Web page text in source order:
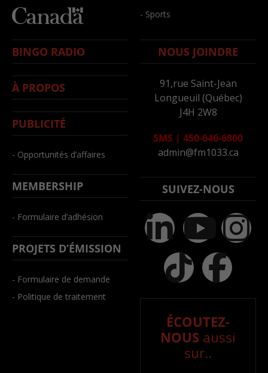
- Sports
BINGO RADIO
À PROPOS
PUBLICITÉ
- Opportunités d’affaires
MEMBERSHIP
- Formulaire d’adhésion
PROJETS D’ÉMISSION
- Formulaire de demande
- Politique de traitement
NOUS JOINDRE
91,rue Saint-Jean
Longueuil (Québec)
J4H 2W8
SMS | 450-646-6800
admin@fm1033.ca
SUIVEZ-NOUS
ÉCOUTEZ-
NOUS aussi
sur..